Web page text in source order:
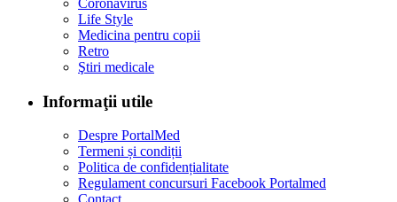
Coronavirus
Life Style
Medicina pentru copii
Retro
Ştiri medicale
Informaţii utile
Despre PortalMed
Termeni și condiții
Politica de confidențialitate
Regulament concursuri Facebook Portalmed